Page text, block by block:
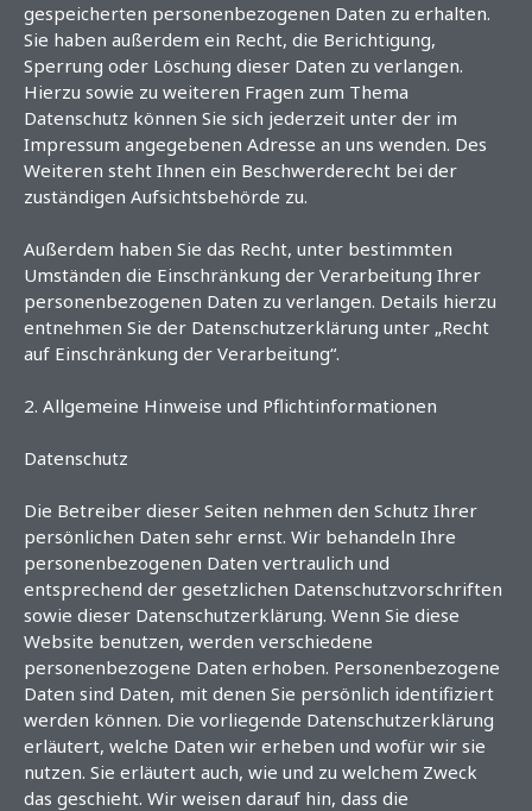
gespeicherten personenbezogenen Daten zu erhalten.
Sie haben außerdem ein Recht, die Berichtigung,
Sperrung oder Löschung dieser Daten zu verlangen.
Hierzu sowie zu weiteren Fragen zum Thema
Datenschutz können Sie sich jederzeit unter der im
Impressum angegebenen Adresse an uns wenden. Des
Weiteren steht Ihnen ein Beschwerderecht bei der
zuständigen Aufsichtsbehörde zu.
Außerdem haben Sie das Recht, unter bestimmten
Umständen die Einschränkung der Verarbeitung Ihrer
personenbezogenen Daten zu verlangen. Details hierzu
entnehmen Sie der Datenschutzerklärung unter „Recht
auf Einschränkung der Verarbeitung“.
2. Allgemeine Hinweise und Pflichtinformationen
Datenschutz
Die Betreiber dieser Seiten nehmen den Schutz Ihrer
persönlichen Daten sehr ernst. Wir behandeln Ihre
personenbezogenen Daten vertraulich und
entsprechend der gesetzlichen Datenschutzvorschriften
sowie dieser Datenschutzerklärung. Wenn Sie diese
Website benutzen, werden verschiedene
personenbezogene Daten erhoben. Personenbezogene
Daten sind Daten, mit denen Sie persönlich identifiziert
werden können. Die vorliegende Datenschutzerklärung
erläutert, welche Daten wir erheben und wofür wir sie
nutzen. Sie erläutert auch, wie und zu welchem Zweck
das geschieht. Wir weisen darauf hin, dass die